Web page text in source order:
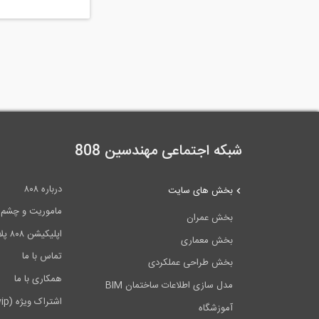
شبکه اجتماعی مهندسین 808
درباره ۸۰۸
ماموریت و چشم
اپلیکیشن ۸۰۸ پلاس
تماس با ما
همکاری با ما
اشتراک ویژه (vip)
بخش های سایت
بخش عمران
بخش معماری
بخش طراحی عملکردی
مدل سازی اطلاعات ساختمان BIM
آموزشگاه